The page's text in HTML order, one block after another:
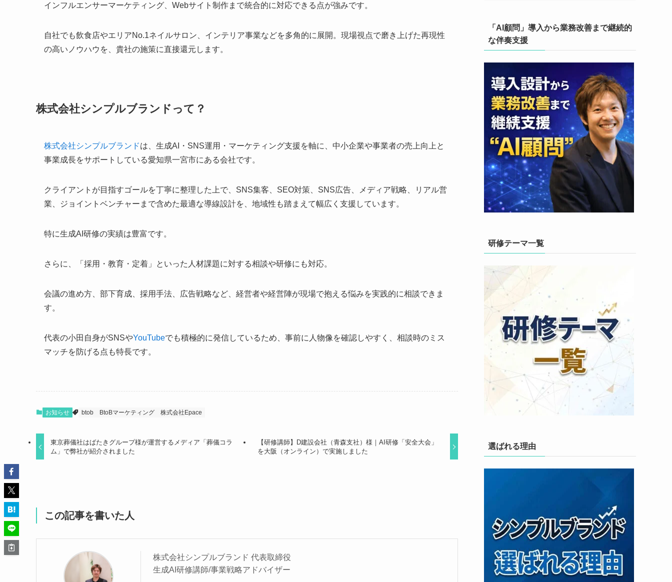
インフルエンサーマーケティング、Webサイト制作まで統合的に対応できる点が強みです。
自社でも飲食店やエリアNo.1ネイルサロン、インテリア事業などを多角的に展開。現場視点で磨き上げた再現性
の高いノウハウを、貴社の施策に直接還元します。
株式会社シンプルブランドって？
株式会社シンプルブランドは、生成AI・SNS運用・マーケティング支援を軸に、中小企業や事業者の売上向上と
事業成長をサポートしている愛知県一宮市にある会社です。
クライアントが目指すゴールを丁寧に整理した上で、SNS集客、SEO対策、SNS広告、メディア戦略、リアル営
業、ジョイントベンチャーまで含めた最適な導線設計を、地域性も踏まえて幅広く支援しています。
特に生成AI研修の実績は豊富です。
さらに、「採用・教育・定着」といった人材課題に対する相談や研修にも対応。
会議の進め方、部下育成、採用手法、広告戦略など、経営者や経営陣が現場で抱える悩みを実践的に相談できま
す。
代表の小田自身がSNSやYouTubeでも積極的に発信しているため、事前に人物像を確認しやすく、相談時のミス
マッチを防げる点も特長です。
お知らせ btob BtoBマーケティング 株式会社Epace
東京葬儀社はばたきグループ様が運営するメディア「葬儀コラ
ム」で弊社が紹介されました
【研修講師】D建設会社（青森支社）様｜AI研修「安全大会」
を大阪（オンライン）で実施しました
この記事を書いた人
株式会社シンプルブランド 代表取締役
生成AI研修講師/事業戦略アドバイザー
「AI顧問」導入から業務改善まで継続的
な伴奏支援
研修テーマ一覧
選ばれる理由